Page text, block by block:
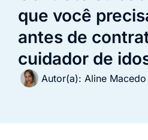
que você
antes de
cuidador de
Autor(a): Aline Macedo